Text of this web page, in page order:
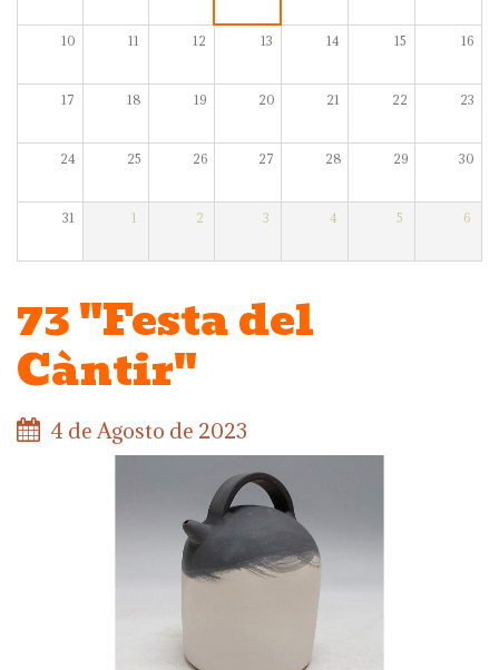
10 11 12 13 14 15 16
17 18 19 20 21 22 23
24 25 26 27 28 29 30
31 1 2 3 4 5 6
73 "Festa del
Càntir"
4 de Agosto de 2023